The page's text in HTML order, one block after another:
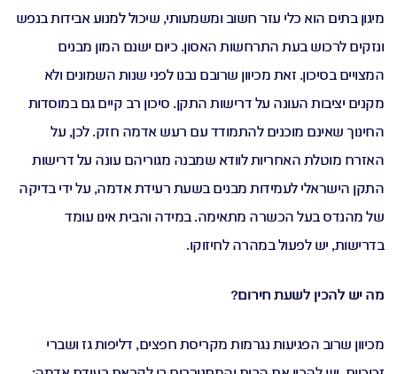
מיגון בתים הוא כלי עזר חשוב ומשמעותי, שיכול למנוע אבידות בנפש
ונזקים לרכוש בעת התרחשות האסון. כיום ישנם המון מבנים
המצויים בסיכון. זאת מכיוון שרובם נבנו לפני שנות השמונים ולא
מקנים יציבות העונה על דרישות התקן. סיכון רב קיים גם במוסדות
החינוך שאינם מוכנים להתמודד עם רעש אדמה חזק. לכן, על
האזרח מוטלת האחריות לוודא שמבנה מגוריהם עונה על דרישות
התקן הישראלי לעמידות מבנים בשעת רעידת אדמה, על ידי בדיקה
של מהנדס בעל הכשרה מתאימה. במידה והבית אינו עומד
בדרישות, יש לפעול במהרה לחיזוקו.
מה יש להכין לשעת חירום?
מכיוון שרוב הפגיעות נגרמות מקריסת חפצים, דליפות גז ושברי